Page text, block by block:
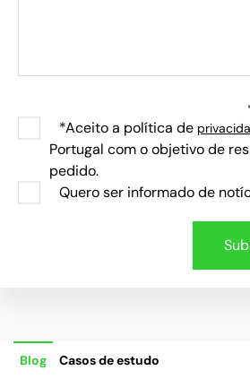
*Aceito a política de
Portugal com o objetivo de
pedido.
Quero ser informado de
Blog Casos de estudo